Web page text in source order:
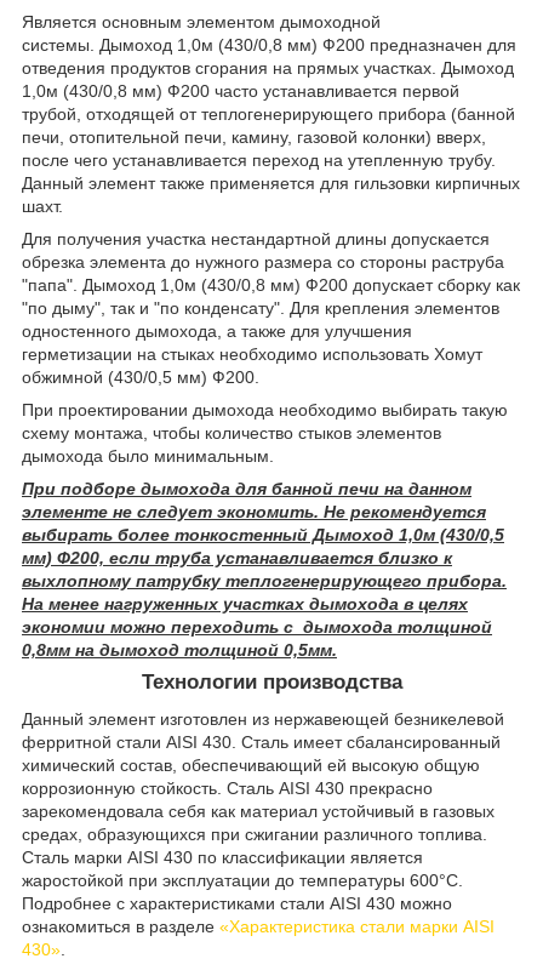
Является основным элементом дымоходной
системы. Дымоход 1,0м (430/0,8 мм) Ф200 предназначен для
отведения продуктов сгорания на прямых участках. Дымоход
1,0м (430/0,8 мм) Ф200 часто устанавливается первой
трубой, отходящей от теплогенерирующего прибора (банной
печи, отопительной печи, камину, газовой колонки) вверх,
после чего устанавливается переход на утепленную трубу.
Данный элемент также применяется для гильзовки кирпичных
шахт.
Для получения участка нестандартной длины допускается
обрезка элемента до нужного размера со стороны раструба
"папа". Дымоход 1,0м (430/0,8 мм) Ф200 допускает сборку как
"по дыму", так и "по конденсату". Для крепления элементов
одностенного дымохода, а также для улучшения
герметизации на стыках необходимо использовать Хомут
обжимной (430/0,5 мм) Ф200.
При проектировании дымохода необходимо выбирать такую
схему монтажа, чтобы количество стыков элементов
дымохода было минимальным.
При подборе дымохода для банной печи на данном
элементе не следует экономить. Не рекомендуется
выбирать более тонкостенный Дымоход 1,0м (430/0,5
мм) Ф200, если труба устанавливается близко к
выхлопному патрубку теплогенерирующего прибора.
На менее нагруженных участках дымохода в целях
экономии можно переходить с дымохода толщиной
0,8мм на дымоход толщиной 0,5мм.
Технологии производства
Данный элемент изготовлен из нержавеющей безникелевой
ферритной стали AISI 430. Сталь имеет сбалансированный
химический состав, обеспечивающий ей высокую общую
коррозионную стойкость. Сталь AISI 430 прекрасно
зарекомендовала себя как материал устойчивый в газовых
средах, образующихся при сжигании различного топлива.
Сталь марки AISI 430 по классификации является
жаростойкой при эксплуатации до температуры 600°C.
Подробнее с характеристиками стали AISI 430 можно
ознакомиться в разделе «Характеристика стали марки AISI
430»